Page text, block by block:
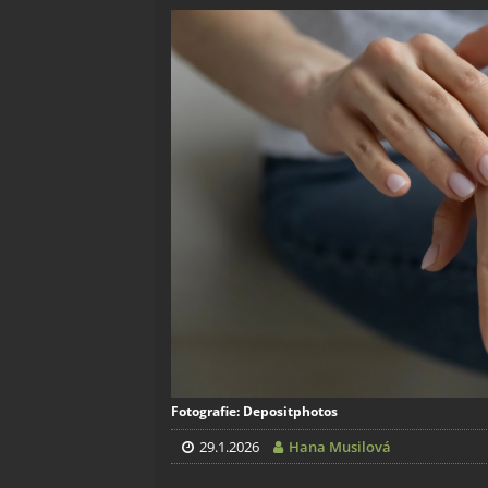
Fotografie: Depositphotos
29.1.2026 Hana Musilová